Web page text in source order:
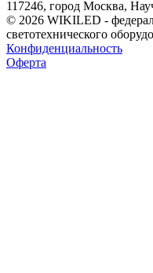
117246, город Москва,
© 2026 WIKILED -
светотехнического
Конфиденциальность
Оферта